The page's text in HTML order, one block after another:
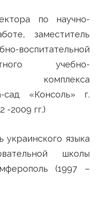
по научно-
заместитель
воспитательной
учебно-
комплекса
сад «Консоль» г.
-2009 гг.)
украинского языка
школы
(1997 –